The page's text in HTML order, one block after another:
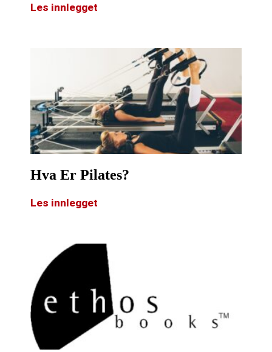
Les innlegget
Hva Er Pilates?
Les innlegget